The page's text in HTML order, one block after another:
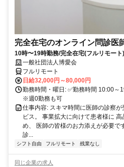
完全在宅のオンライン問診医
10時〜19時勤務/完全在宅(フルリモー
業務一般社団法人博愛会
フルリモート
日給32,000円～80,000円
勤務時間・曜日: ✅勤務時間 10:00
※週0勤務も可
仕事内容: スキマ時間に医師の診察
ビス。 事業拡大に向けて患者様に
め、 医師の皆様のお力添えが必要で
診...
シフト自由 フルリモート 残業なし
同じ企業の求人